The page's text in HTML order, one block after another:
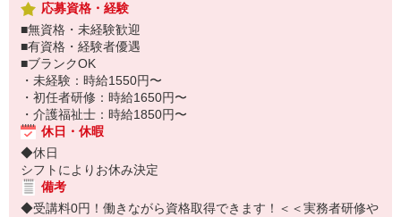
応募資格・経験
■無資格・未経験歓迎
■有資格・経験者優遇
■ブランクOK
・未経験：時給1550円〜
・初任者研修：時給1650円〜
・介護福祉士：時給1850円〜
休日・休暇
◆休日
シフトによりお休み決定
備考
◆受講料0円！働きながら資格取得できます！＜＜実務者研修や